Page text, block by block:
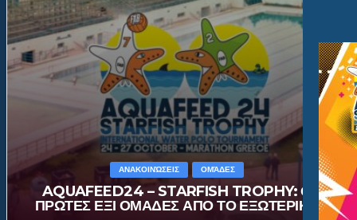
ΑΝΑΚΟΙΝΏΣΕΙΣ ΟΜΆΔΕΣ
AQUAFEED24 – STARFISH TROPHY: ΟΙ
ΠΡΩΤΕΣ ΕΞΙ ΟΜΑΔΕΣ ΑΠΟ ΤΟ ΕΞΩΤΕΡΙΚΟ!